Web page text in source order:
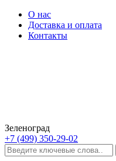
О нас
Доставка и оплата
Контакты
Зеленоград
+7 (499) 350-29-02